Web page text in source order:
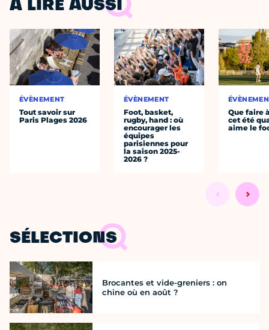
À LIRE AUSSI
ÉVÈNEMENT
Tout savoir sur
Paris Plages 2026
ÉVÈNEMENT
Foot, basket,
rugby, hand : où
encourager les
équipes
parisiennes pour
la saison 2025-
2026 ?
Que faire
cet été
aime le
SÉLECTIONS
Brocantes et vide-greniers : on
chine où en août ?